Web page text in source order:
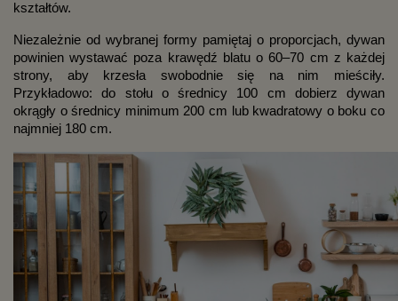
kształtów.
Niezależnie od wybranej formy pamiętaj o proporcjach, dywan
powinien wystawać poza krawędź blatu o 60–70 cm z każdej
strony, aby krzesła swobodnie się na nim mieściły.
Przykładowo: do stołu o średnicy 100 cm dobierz dywan
okrągły o średnicy minimum 200 cm lub kwadratowy o boku co
najmniej 180 cm.